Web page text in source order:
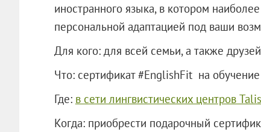
иностранного языка, в котором
персональной адаптацией под ваши
Для кого: для всей семьи, а также
Что: сертификат #EnglishFit на
Где: в сети лингвистических центров
Когда: приобрести подарочный